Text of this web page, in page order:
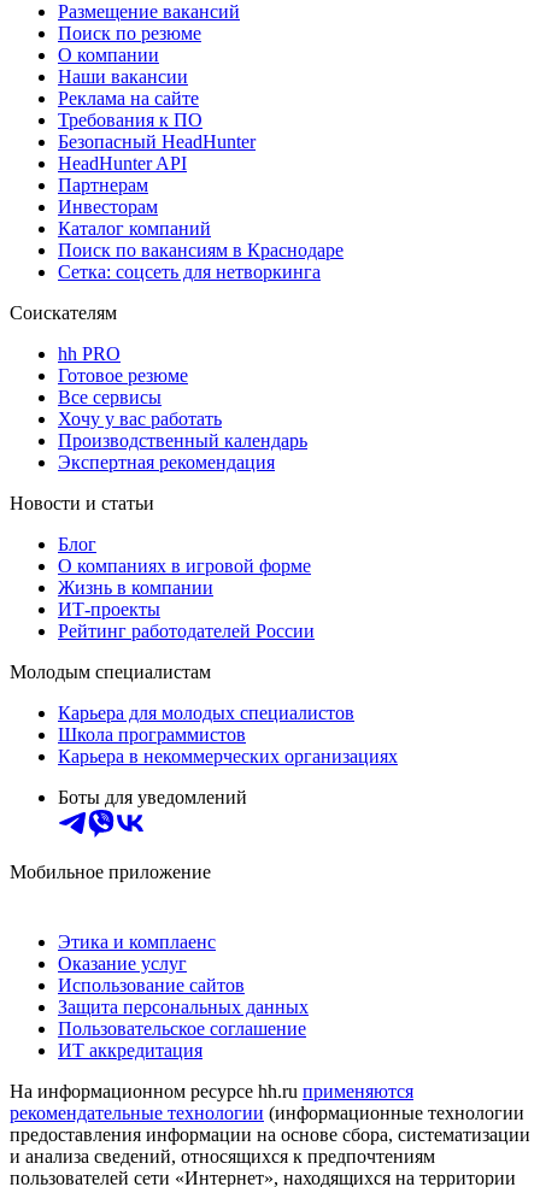
Размещение вакансий
Поиск по резюме
О компании
Наши вакансии
Реклама на сайте
Требования к ПО
Безопасный HeadHunter
HeadHunter API
Партнерам
Инвесторам
Каталог компаний
Поиск по вакансиям в Краснодаре
Сетка: соцсеть для нетворкинга
Соискателям
hh PRO
Готовое резюме
Все сервисы
Хочу у вас работать
Производственный календарь
Экспертная рекомендация
Новости и статьи
Блог
О компаниях в игровой форме
Жизнь в компании
ИТ-проекты
Рейтинг работодателей России
Молодым специалистам
Карьера для молодых специалистов
Школа программистов
Карьера в некоммерческих организациях
Боты для уведомлений
Мобильное приложение
Этика и комплаенс
Оказание услуг
Использование сайтов
Защита персональных данных
Пользовательское соглашение
ИТ аккредитация
На информационном ресурсе hh.ru применяются
рекомендательные технологии (информационные технологии
предоставления информации на основе сбора, систематизации
и анализа сведений, относящихся к предпочтениям
пользователей сети «Интернет», находящихся на территории